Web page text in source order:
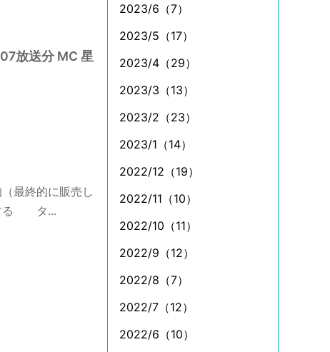
放送分 MC 星
最終的に販売し
する タ...
2023/6（7）
2023/5（17）
2023/4（29）
2023/3（13）
2023/2（23）
2023/1（14）
2022/12（19）
2022/11（10）
2022/10（11）
2022/9（12）
2022/8（7）
2022/7（12）
2022/6（10）